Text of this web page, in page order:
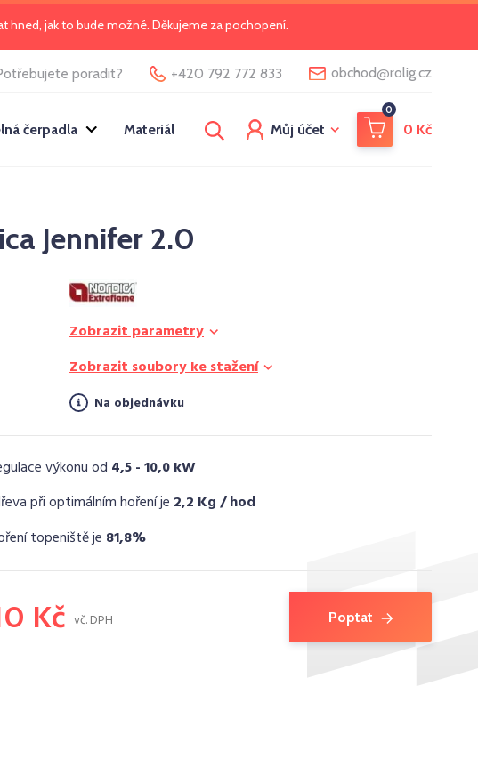
hned, jak to bude možné. Děkujeme za pochopení.
poradit? +420 792 772 833 obchod@rolig.cz
čerpadla Materiál Můj účet
0
0 Kč
Jennifer 2.0
Zobrazit parametry
Zobrazit soubory ke stažení
Na objednávku
výkonu od 4,5 - 10,0 kW
při optimálním hoření je 2,2 Kg / hod
topeniště je 81,8%
Kč vč. DPH Poptat